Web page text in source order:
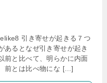
引き寄せが起きる７つ
あるとなぜ引き寄せが起き
前と比べて、明らかに内面
前とは比べ物にな […]